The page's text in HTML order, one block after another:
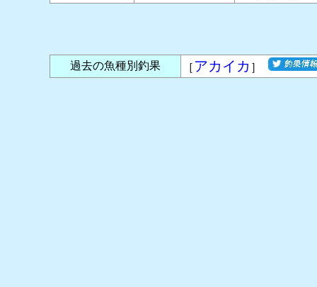
過去の魚種別釣果 ［ アカイカ ］